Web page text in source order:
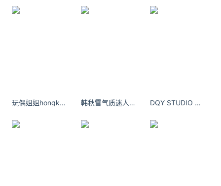
律师事务所咨询免费24小时在线：
CNY/2027.html
人民币
玩偶姐姐hongkongdoll又一新作晨钟-暮鼓百度云完整版 韩秋雪气质迷人韩秋雪人体艺术( DQY STUDIO 整体比较轻薄，适合夏天，裙长到脚踝也很好看。